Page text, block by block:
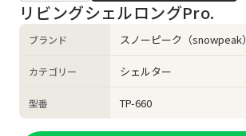
リビングシェルロングPro.
ブランド スノーピーク（snowpeak）
カテゴリー シェルター
型番 TP-660